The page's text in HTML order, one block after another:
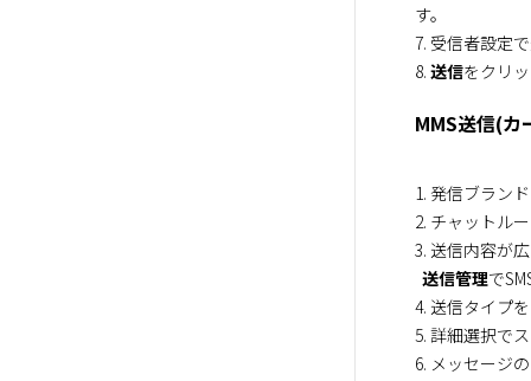
す。
7. 受信者設定
8. 送信をクリ
MMS送信(カ
1. 発信ブラン
2. チャットル
3. 送信内容が
送信管理で
4. 送信タイプを
5. 詳細選択で
6. メッセージ